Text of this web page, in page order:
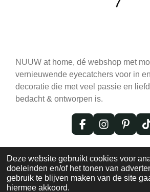
Deze website gebruikt cookies voor
doeleinden en/of het tonen van
gebruik te blijven maken van de site
hiermee akkoord.
NUUW at home, dé webshop met
vernieuwende eyecatchers voor in
decoratie die met veel passie en
bedacht & ontworpen is.
F
c
e
b
o
I
s
t
a
g
P
n
t
e
r
T
k
k
© 2020 - 2026 NUUW at Home:
Eyecatchers voor Jouw Interieur